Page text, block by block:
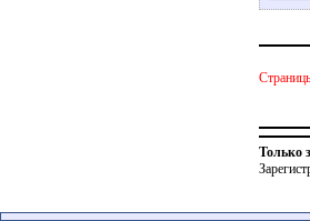
Только